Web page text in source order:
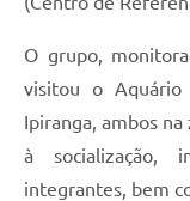
O grupo,
visitou o Aquário
Ipiranga, ambos
à socialização,
integrantes, bem